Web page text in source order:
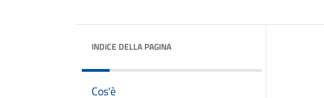
INDICE DELLA PAGINA
Cos'è